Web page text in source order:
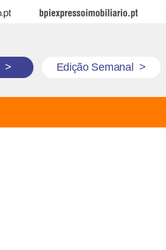
BPI Expresso Imobiliário
> Edição Semanal >